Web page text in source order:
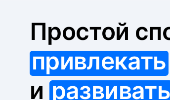
Простой
привлекать
и